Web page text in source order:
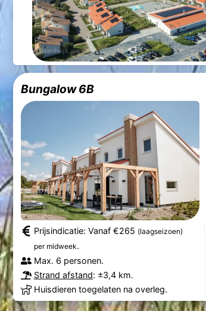
Bungalow 6B
Prijsindicatie: Vanaf €265 (laagseizoen)
per midweek.
Max. 6 personen.
Strand afstand: ±3,4 km.
Huisdieren toegelaten na overleg.